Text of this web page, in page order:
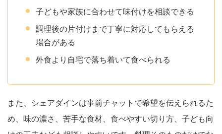
子どもや家族に合わせて味付けを相談できる
調理後の片付けまで丁寧に対応してもらえる
場合がある
外食より自宅で落ち着いて食べられる
また、シェアダインは事前チャットで希望を伝えられるた
め、味の濃さ、苦手な食材、食べやすい切り方、子ども向